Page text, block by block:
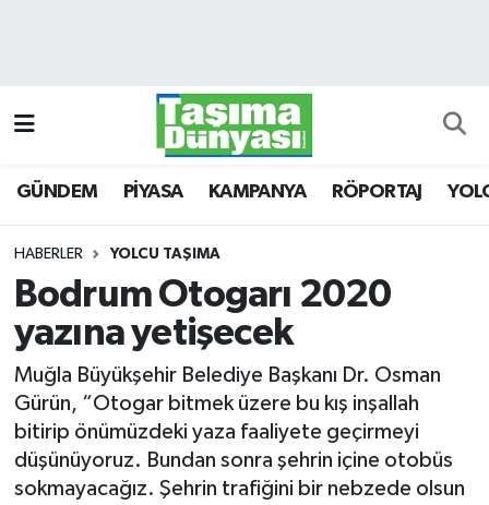
GÜNDEM PİYASA KAMPANYA RÖPORTAJ
HABERLER YOLCU TAŞIMA
Bodrum Otogarı 2020
yazına yetişecek
Muğla Büyükşehir Belediye Başkanı Dr. Osman
Gürün, “Otogar bitmek üzere bu kış inşallah
bitirip önümüzdeki yaza faaliyete geçirmeyi
düşünüyoruz. Bundan sonra şehrin içine otobüs
sokmayacağız. Şehrin trafiğini bir nebzede olsun
KAMPANYA
RÖPORTAJ
YOLCU TAŞIMA
E-GAZETE
TAŞITLAR
Trafik Durumu
Süper Lig Puan Durumu ve Fikstür
Tüm Manşetler
Son Dakika Haberleri